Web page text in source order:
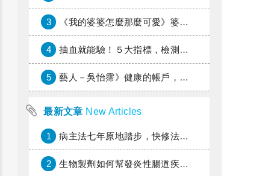
3 《我的婆婆怎麼那麼可愛》婆婆希望媳婦放棄領取已故兒子身故理賠金，可以這樣做嗎？
4 抽血就能驗！５大指標，檢測身體是否發炎
5 藝人－吳怡霈》健康的帳戶，年輕時別提光
最新文章 New Articles
1 病主法七年原地踏步，快修法讓病人自主決定善終
2 生物製劑如何幫發炎性腸道疾病患者抗潰瘍？治療進展與健保給付困境一次看